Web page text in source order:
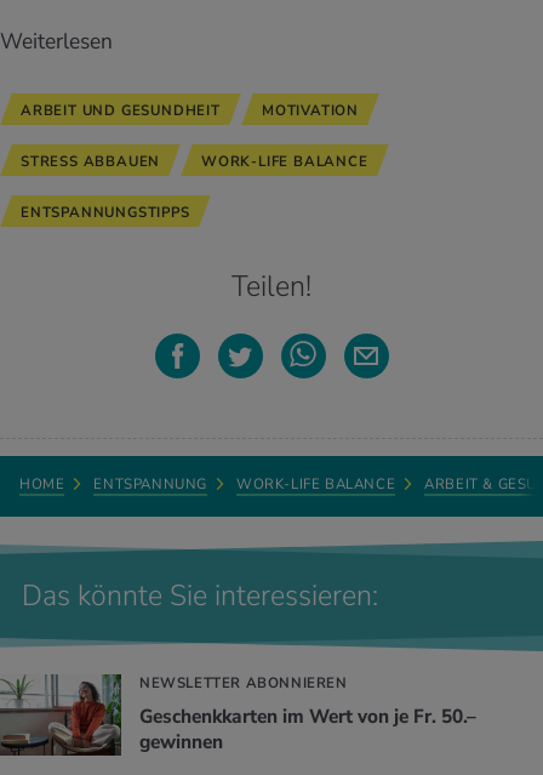
Weiterlesen
ARBEIT UND GESUNDHEIT MOTIVATION
STRESS ABBAUEN WORK-LIFE BALANCE
ENTSPANNUNGSTIPPS
Teilen!
HOME ENTSPANNUNG WORK-LIFE BALANCE ARBEIT &
Das könnte Sie interessieren:
NEWSLETTER ABONNIEREN
Geschenkkarten im Wert von je Fr. 50.–
gewinnen